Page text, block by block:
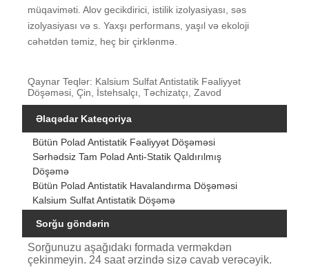
müqaviməti. Alov gecikdirici, istilik izolyasiyası, səs
izolyasiyası və s. Yaxşı performans, yaşıl və ekoloji
cəhətdən təmiz, heç bir çirklənmə.
Qaynar Teqlər: Kalsium Sulfat Antistatik Fəaliyyət
Döşəməsi, Çin, İstehsalçı, Təchizatçı, Zavod
Əlaqədar Kateqoriya
Bütün Polad Antistatik Fəaliyyət Döşəməsi
Sərhədsiz Tam Polad Anti-Statik Qaldırılmış
Döşəmə
Bütün Polad Antistatik Havalandırma Döşəməsi
Kalsium Sulfat Antistatik Döşəmə
Sorğu göndərin
Sorğunuzu aşağıdakı formada verməkdən
çekinmeyin. 24 saat ərzində sizə cavab verəcəyik.